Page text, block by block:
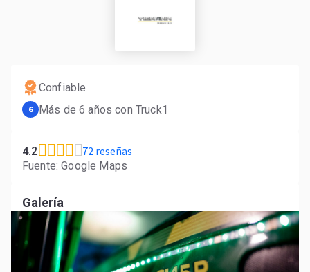
Confiable
6 Más de 6 años con Truck1
4.2 72 reseñas
Fuente: Google Maps
Galería